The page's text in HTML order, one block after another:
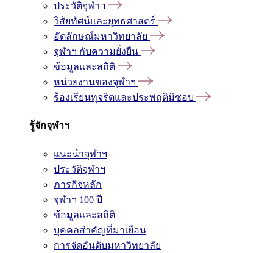
ประวัติจุฬาฯ
วิสัยทัศน์และยุทธศาสตร์
อัตลักษณ์มหาวิทยาลัย
จุฬาฯ กับความยั่งยืน
ข้อมูลและสถิติ
หน่วยงานของจุฬาฯ
ร้องเรียนทุจริตและประพฤติมิชอบ
รู้จักจุฬาฯ
แนะนำจุฬาฯ
ประวัติจุฬาฯ
ภารกิจหลัก
จุฬาฯ 100 ปี
ข้อมูลและสถิติ
บุคคลสำคัญที่มาเยือน
การจัดอันดับมหาวิทยาลัย